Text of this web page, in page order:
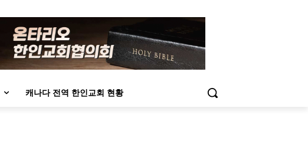
캐나다 전역 한인교회 현황